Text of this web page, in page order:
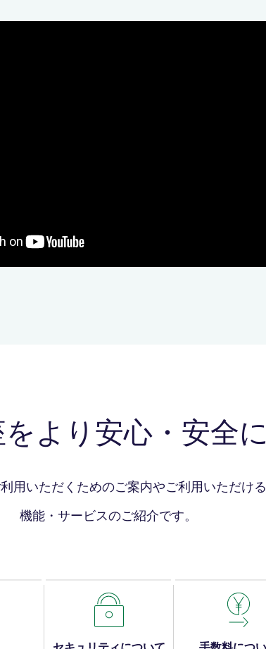
をより安心・安全
用いただくためのご案内やご利用いただける
機能・サービスのご紹介です。